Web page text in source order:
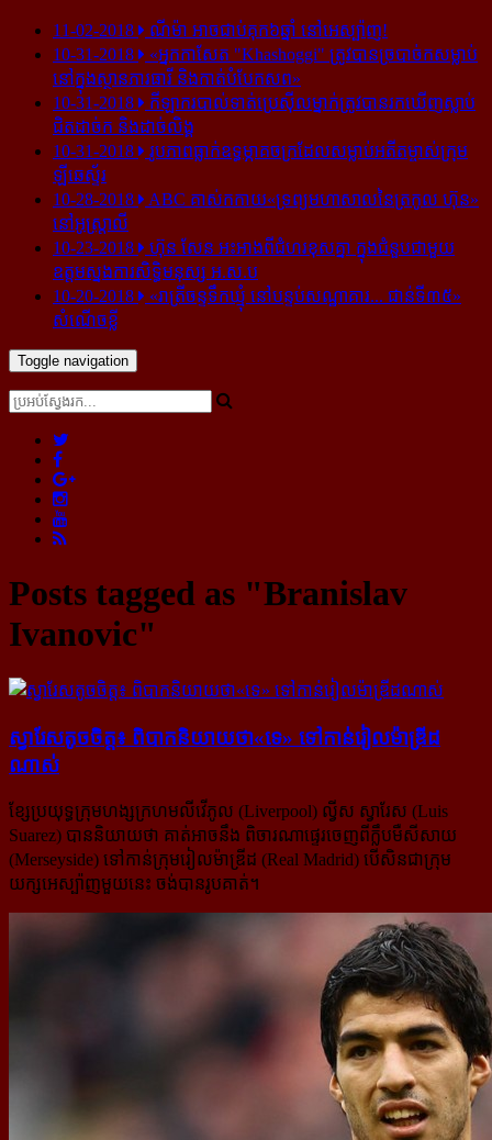
11-02-2018
ណីម៉ា អាច​ជាប់​គុក​៦ឆ្នាំ នៅ​អេស្ប៉ាញ!
10-31-2018
«អ្នក​កាសែត "Khashoggi" ត្រូវ​បាន​ច្របាច់ក​សម្លាប់​
នៅ​ក្នុង​ស្ថាន​ភារធារី និង​កាត់​បំបែក​សព»
10-31-2018
កីឡាករ​បាល់ទាត់​ប្រេស៊ីល​ម្នាក់​ត្រូវ​បាន​រក​ឃើញ​ស្លាប់​
ជិត​ដាច់ក និង​ដាច់​លិង្គ
10-31-2018
រូបភាព​ធ្លាក់​ឧទ្ធម្ភាគចក្រ​ដែល​សម្លាប់​អតីត​ម្ចាស់​ក្រុម​
ឡីឆេស្ទ័រ
10-28-2018
ABC គាស់​កកាយ​«ទ្រព្យមហាសាល​នៃ​ត្រកូល ហ៊ុន»​
នៅ​អូស្ត្រាលី
10-23-2018
ហ៊ុន សែន អះអាង​ពី​ជំហរ​ខុស​គ្នា ក្នុង​ជំនួប​ជាមួយ​
ឧត្តម​ស្នងការ​សិទ្ធិ​មនុស្ស អ.ស.ប
10-20-2018
«រាត្រីចន្ទទឹកឃ្មុំ នៅបន្ទប់សណ្ឋាគារ... ជាន់ទី៣៥»
សំណើចខ្លី
Toggle navigation
Posts tagged as "Branislav
Ivanovic"
ស្វារែស​តូច​ចិត្ត៖ ពិបាក​និយាយ​ថា​«ទេ» ទៅ​កាន់​រៀលម៉ាឌ្រីដ​
ណាស់
ខ្សែប្រយុទ្ធក្រុមហង្សក្រហមលីវើភូល (Liverpool) ល្វីស ស្វារែស (Luis
Suarez) បាននិយាយថា គាត់អាចនឹង ពិចារណា​ផ្ទេរចេញពីក្លឹបមឺសីសាយ
(Merseyside) ទៅកាន់ក្រុមរៀលម៉ាឌ្រីដ (Real Madrid) បើសិនជាក្រុម
យក្សអេស្ប៉ាញមួយនេះ ចង់បានរូបគាត់។